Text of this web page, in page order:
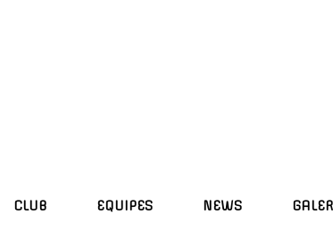
CLUB EQUIPES NEWS